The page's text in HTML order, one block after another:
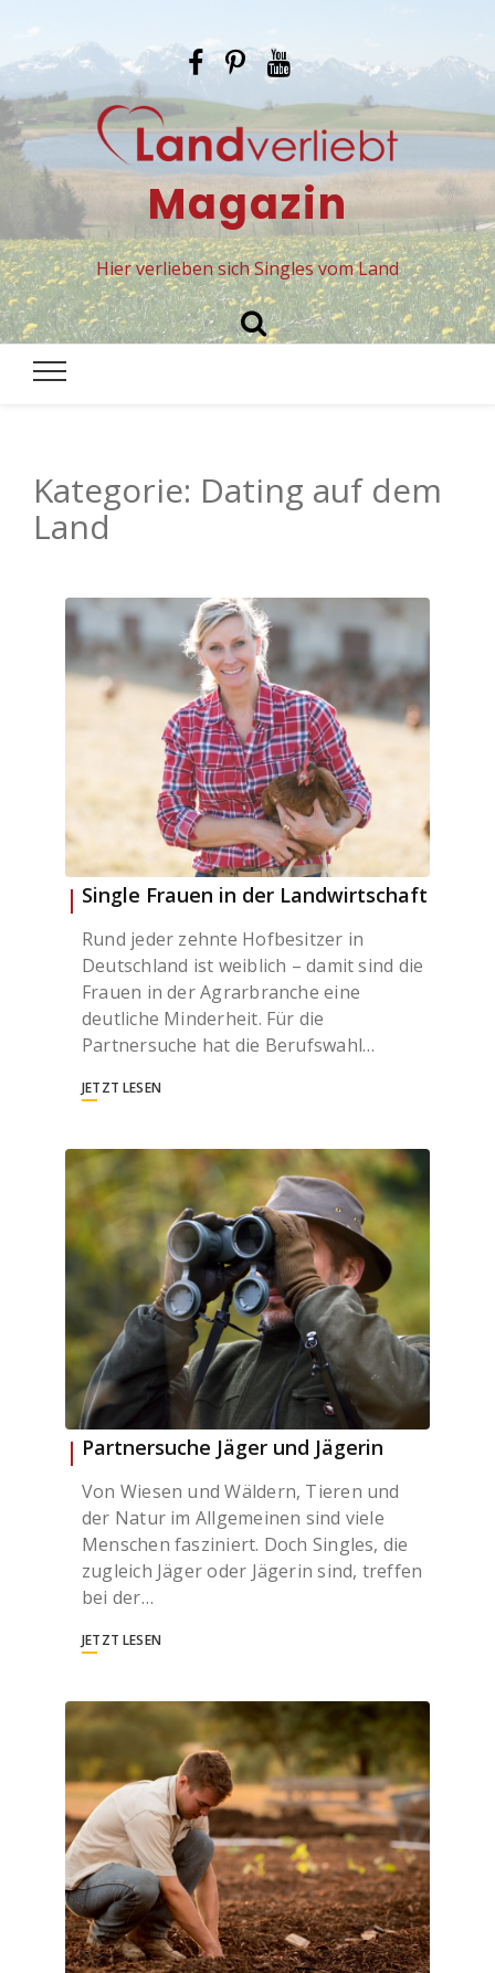
Magazin
Hier verlieben sich Singles vom Land
Kategorie: Dating auf dem
Land
Single Frauen in der Landwirtschaft
Rund jeder zehnte Hofbesitzer in
Deutschland ist weiblich – damit sind die
Frauen in der Agrarbranche eine
deutliche Minderheit. Für die
Partnersuche hat die Berufswahl…
JETZT LESEN
Partnersuche Jäger und Jägerin
Von Wiesen und Wäldern, Tieren und
der Natur im Allgemeinen sind viele
Menschen fasziniert. Doch Singles, die
zugleich Jäger oder Jägerin sind, treffen
bei der…
JETZT LESEN